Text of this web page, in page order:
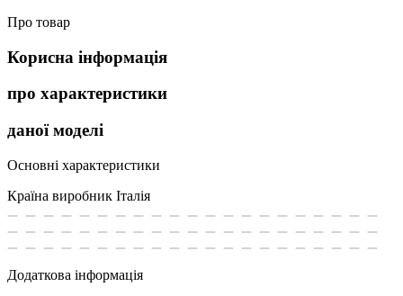
Про товар
Корисна інформація
про характеристики
даної моделі
Основні характеристики
Країна виробник Італія
Додаткова інформація